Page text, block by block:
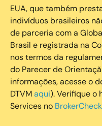
EUA, que também
indivíduos brasileiros
de parceria com a
Brasil e registrada na
nos termos da
do Parecer de
informações, acesse o
DTVMaqui). Verifique o
Services no